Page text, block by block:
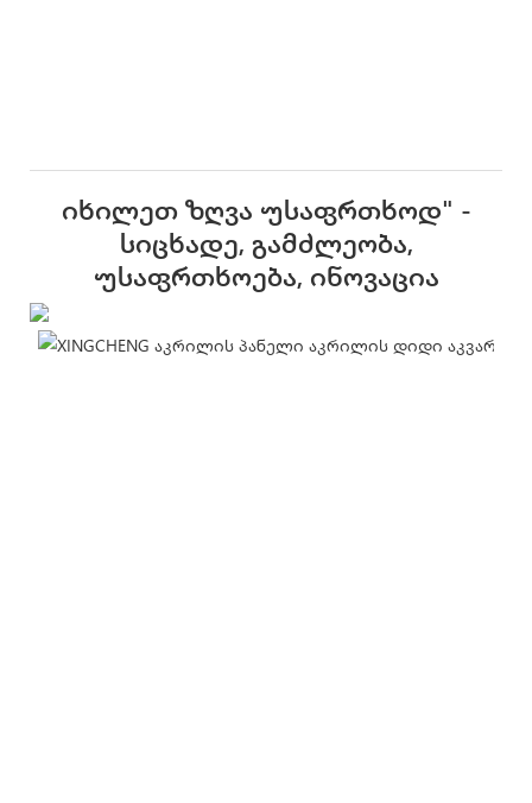
Იხილეთ Ზღვა Უსაფრთხოდ" -
Სიცხადე, Გამძლეობა,
Უსაფრთხოება, Ინოვაცია